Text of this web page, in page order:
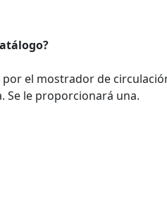
el mostrador de
Se le proporcionará una.